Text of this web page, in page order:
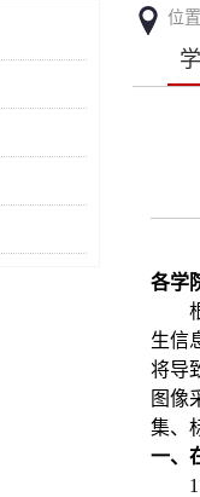
位
各学
生信
将导
图像
集、
一、